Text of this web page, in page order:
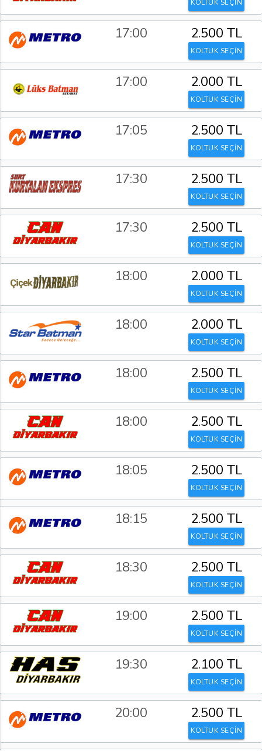
KOLTUK SEÇİN
17:00 2.500 TL
KOLTUK SEÇİN
17:00 2.000 TL
KOLTUK SEÇİN
17:05 2.500 TL
KOLTUK SEÇİN
17:30 2.500 TL
KOLTUK SEÇİN
17:30 2.500 TL
KOLTUK SEÇİN
18:00 2.000 TL
KOLTUK SEÇİN
18:00 2.000 TL
KOLTUK SEÇİN
18:00 2.500 TL
KOLTUK SEÇİN
18:00 2.500 TL
KOLTUK SEÇİN
18:05 2.500 TL
KOLTUK SEÇİN
18:15 2.500 TL
KOLTUK SEÇİN
18:30 2.500 TL
KOLTUK SEÇİN
19:00 2.500 TL
KOLTUK SEÇİN
19:30 2.100 TL
KOLTUK SEÇİN
20:00 2.500 TL
KOLTUK SEÇİN